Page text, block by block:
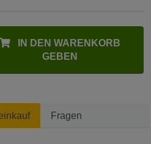
IN DEN WARENKORB
GEBEN
Fragen